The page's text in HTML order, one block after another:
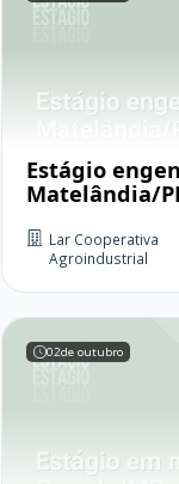
Estágio
Matelândia/
Lar Cooperativa
Agroindustrial
02de outubro